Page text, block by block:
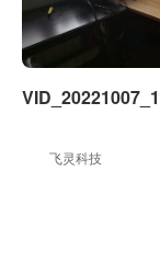
飞灵科技